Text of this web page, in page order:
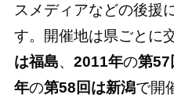
スメディアなどの後援
す。開催地は県ごとに
は福島、 2011年の第57
年の第58回は新潟で開